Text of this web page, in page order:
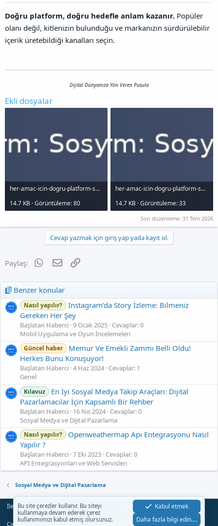
Doğru platform, doğru hedefle anlam kazanır. Popüler
olanı değil, kitlenizin bulunduğu ve markanızın sürdürülebilir
içerik üretebildiği kanalları seçin.
Dijital Dünyanıza Yön Veren Pusula
Ekli dosyalar
her-amac-icin-dogru-platform-sosyal-medya-platformlar-ve-kullanm-alanlar_1000x120.jpg
14.7 KB · Görüntüleme: 80
her-amac-icin-dogru-platform-sosyal-medya-platformlar-ve-kullanm-alanlar_1000x120.jpg
14.7 KB · Görüntüleme: 33
Son düzenleme: 31 Tem 2026
Cevap yazmak için giriş yap yada kayıt ol.
Paylaş: WhatsApp
E-posta
Benzer konular
Nasıl yapılır?
Instagram’da Story İzleme: Bilmeniz
Gereken Her Şey
Başlatan Haberci 9 Ocak 2025 Cevaplar: 0
Mobil Uygulama ve Oyun İncelemeleri
Güncel haber
Memur Ve Emekli Zammı Belli Oldu!
Herkes Bunu Konuşuyor!
Başlatan Haberci 4 Haz 2024 Cevaplar: 1
Genel
Kılavuz
En İyi Sosyal Medya Takip Araçları: Dijital
Pazarlamacılar İçin Kapsamlı Bir Rehber
Başlatan Haberci 16 Nis 2024 Cevaplar: 0
Sosyal Medya ve Dijital Pazarlama
Nasıl yapılır?
Openweathermap Apı Entegrasyonu Nasıl
Yapılır ?
Başlatan Haberci 7 Eki 2023 Cevaplar: 0
API Entegrasyonları ve Web Servisleri
Sosyal Medya ve Dijital Pazarlama
İletişim Şartlar Gizlilik Yardım
R
S
S
Community platform by XenForo® © 2010-2023 XenForo Ltd.
Bu site çerezler kullanır. Bu siteyi
kullanmaya devam ederek çerez
kullanımımızı kabul etmiş olursunuz.
Kabul etmek
Daha fazla bilgi edin.…